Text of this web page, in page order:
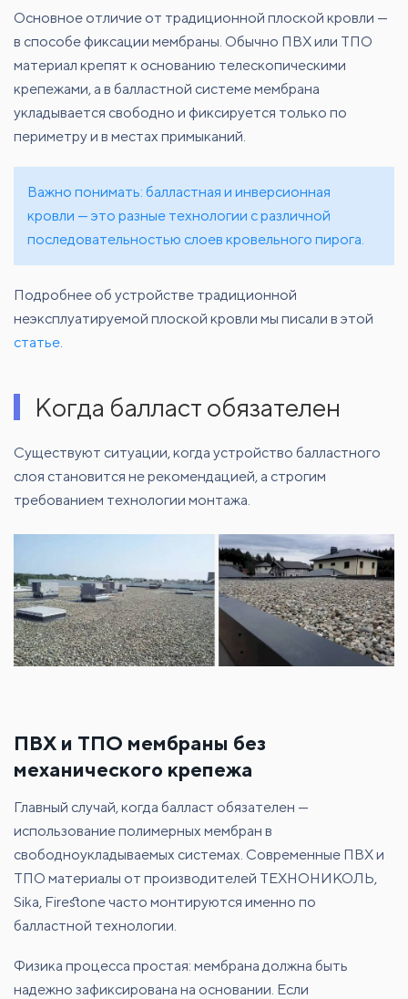
Основное отличие от традиционной плоской кровли —
в способе фиксации мембраны. Обычно ПВХ или ТПО
материал крепят к основанию телескопическими
крепежами, а в балластной системе мембрана
укладывается свободно и фиксируется только по
периметру и в местах примыканий.
Важно понимать: балластная и инверсионная
кровли — это разные технологии с различной
последовательностью слоев кровельного пирога.
Подробнее об устройстве традиционной
неэксплуатируемой плоской кровли мы писали в этой
статье.
Когда балласт обязателен
Существуют ситуации, когда устройство балластного
слоя становится не рекомендацией, а строгим
требованием технологии монтажа.
ПВХ и ТПО мембраны без
механического крепежа
Главный случай, когда балласт обязателен —
использование полимерных мембран в
свободноукладываемых системах. Современные ПВХ и
ТПО материалы от производителей ТЕХНОНИКОЛЬ,
Sika, Firestone часто монтируются именно по
балластной технологии.
Физика процесса простая: мембрана должна быть
надежно зафиксирована на основании. Если